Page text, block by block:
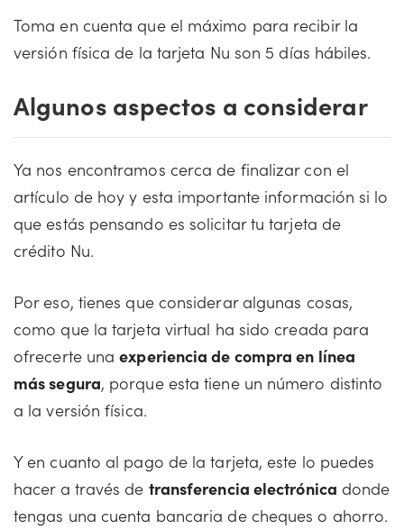
Toma en cuenta que el máximo para recibir la
versión física de la tarjeta Nu son 5 días hábiles.
Algunos aspectos a considerar
Ya nos encontramos cerca de finalizar con el
artículo de hoy y esta importante información si lo
que estás pensando es solicitar tu tarjeta de
crédito Nu.
Por eso, tienes que considerar algunas cosas,
como que la tarjeta virtual ha sido creada para
ofrecerte unaexperiencia de compra en línea
más segura, porque esta tiene un número distinto
a la versión física.
Y en cuanto al pago de la tarjeta, este lo puedes
hacer a través de transferencia electrónica donde
tengas una cuenta bancaria de cheques o ahorro.